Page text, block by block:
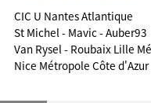
CIC U Nantes Atlantique
St Michel - Mavic - Auber93
Van Rysel - Roubaix Lille
Nice Métropole Côte d'Azur